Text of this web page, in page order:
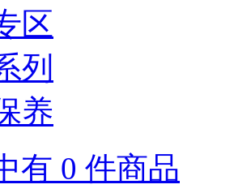
区
列
养
有 0 件商品